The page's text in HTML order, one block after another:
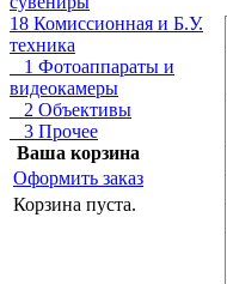
18 Комиссионная и Б.У.
техника
1 Фотоаппараты и
видеокамеры
2 Объективы
3 Прочее
Ваша корзина
Оформить заказ
Корзина пуста.